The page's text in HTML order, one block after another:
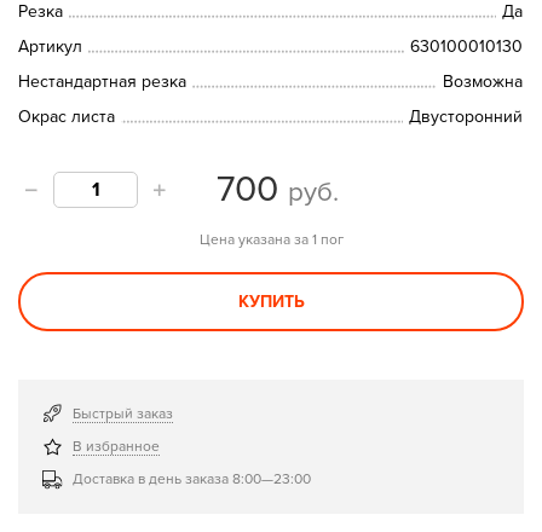
Резка
Да
Артикул
630100010130
Нестандартная резка
Возможна
Окрас листа
Двусторонний
700 руб.
Цена указана за 1 пог
КУПИТЬ
Быстрый заказ
В избранное
Доставка в день заказа 8:00—23:00